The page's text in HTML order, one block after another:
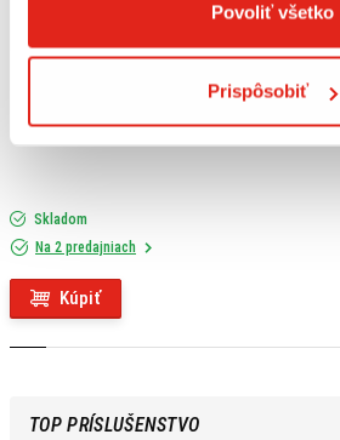
Povoliť všetko
Prispôsobiť
HONDA ORIGINAL MOTOROVÝ OLEJ 10W-30 MB
(JASO MB) 1L
Skladom
Na 2 predajniach
Kúpiť
TOP PRÍSLUŠENSTVO